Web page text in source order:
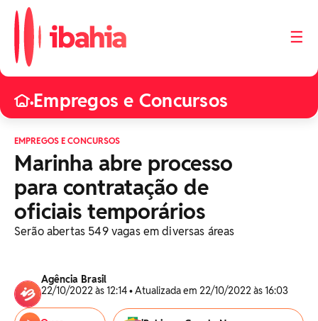
☰
•Empregos e Concursos
EMPREGOS E CONCURSOS
Marinha abre processo
para contratação de
oficiais temporários
Serão abertas 549 vagas em diversas áreas
Agência Brasil
22/10/2022 às 12:14 • Atualizada em 22/10/2022 às 16:03